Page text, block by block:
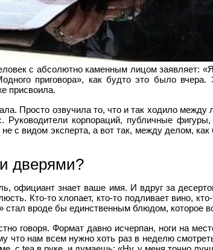
с абсолютно каменным лицом заявляет:
приговора», как будто это было
присвоила.
Просто озвучила то, что и так ходило
Руководители корпораций, публичные
с видом эксперта, а вот так, между делом,
дверями?
официант знает ваше имя. И вдруг за
Кто-то хлопает, кто-то подливает вино,
вроде бы единственным блюдом, которое
говоря. Формат давно исчерпан, ноги на
что нам всем нужно хоть раз в неделю